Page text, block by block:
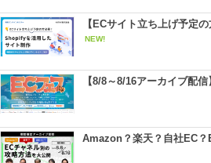
【ECサイト立ち上げ予定
NEW!
【8/8～8/16アーカイブ配
Amazon？楽天？自社EC